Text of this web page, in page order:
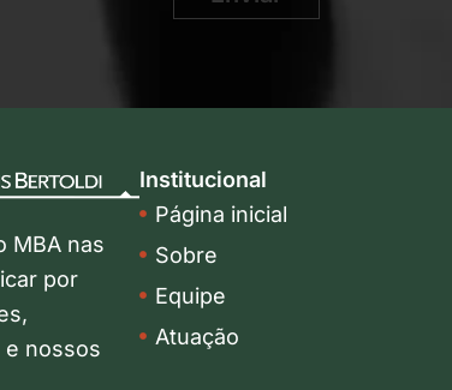
MBA nas
por
nossos
Institucional
Página inicial
Sobre
Equipe
Atuação